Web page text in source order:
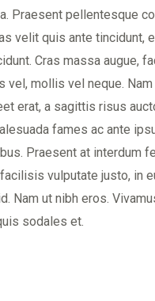
Praesent pellentesque
velit quis ante tincidunt,
Cras massa augue,
vel, mollis vel neque. Nam
erat, a sagittis risus
fames ac ante
Praesent at interdum
vulputate justo, in
Nam ut nibh eros.
sodales et.